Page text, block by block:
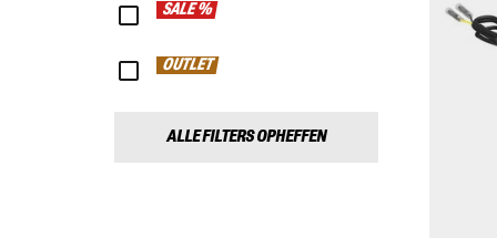
SALE %
OUTLET
ALLE FILTERS OPHEFFEN